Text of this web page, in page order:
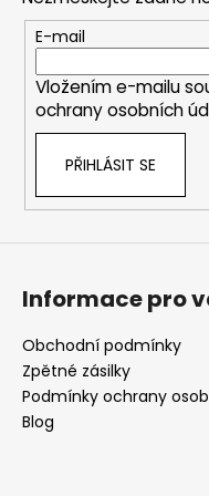
E-mail
Vložením e-mailu
ochrany osobních
PŘIHLÁSIT SE
Informace pro
Obchodní podmínky
Zpětné zásilky
Podmínky ochrany
Blog